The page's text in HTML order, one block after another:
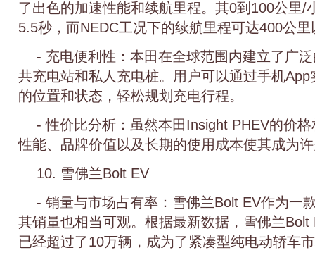
了出色的加速性能和续航里程。其0到100公里/
5.5秒，而NEDC工况下的续航里程可达400公里
- 充电便利性：本田在全球范围内建立了广
共充电站和私人充电桩。用户可以通过手机
的位置和状态，轻松规划充电行程。
- 性价比分析：虽然本田Insight PHEV的价
性能、品牌价值以及长期的使用成本使其成为
10. 雪佛兰Bolt EV
- 销量与市场占有率：雪佛兰Bolt EV作为一
其销量也相当可观。根据最新数据，雪佛兰Bolt
已经超过了10万辆，成为了紧凑型纯电动轿车